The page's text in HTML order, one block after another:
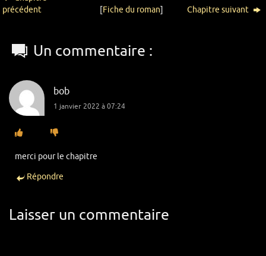
précédent
[Fiche du roman] Chapitre suivant
Un commentaire :
bob
1 janvier 2022 à 07:24
merci pour le chapitre
Répondre
Laisser un commentaire